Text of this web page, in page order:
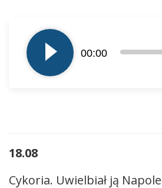
plików
dźwiękowych
00:00
18.08
Cykoria. Uwielbiał ją